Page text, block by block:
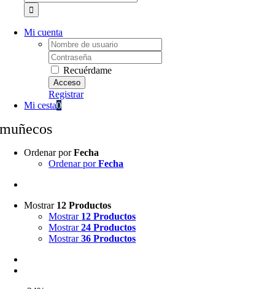
Mi cuenta
Username:
Password:
Recuérdame
Registrar
Mi cesta0
muñecos
Ordenar porFecha
Ordenar porFecha
Mostrar 12 Productos
Mostrar 12 Productos
Mostrar24 Productos
Mostrar36 Productos